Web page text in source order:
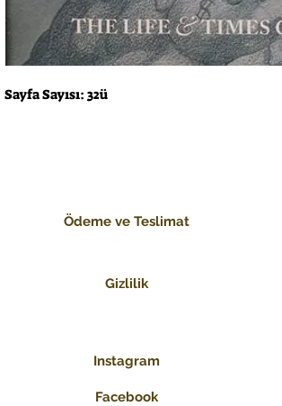
Sayfa Sayısı: 32ü
Ödeme ve Teslimat
Gizlilik
Instagram
Facebook